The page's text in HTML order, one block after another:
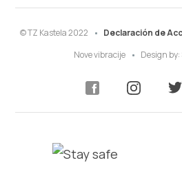
© TZ Kastela 2022 Declaración de
Nove vibracije
Design by: